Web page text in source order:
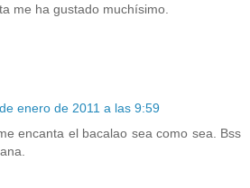
me ha gustado muchísimo.
enero de 2011 a las 9:59
encanta el bacalao sea como sea. Bss